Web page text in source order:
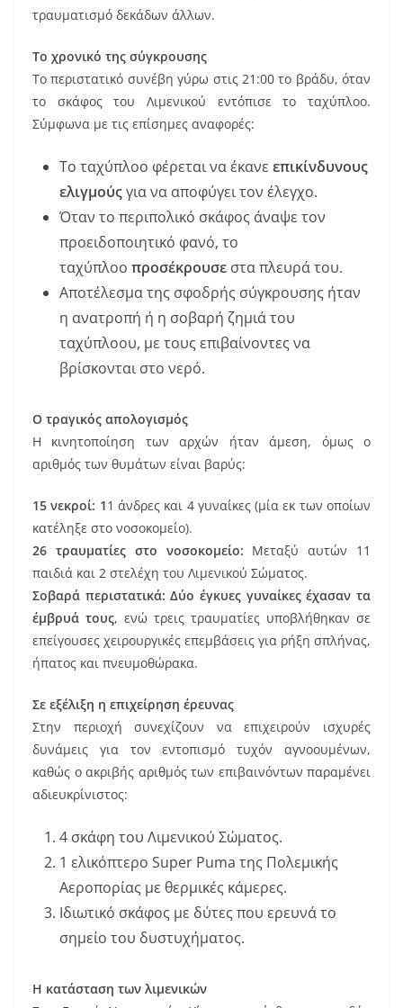
o
τραυματισμό δεκάδων άλλων.
Το χρονικό της σύγκρουσης
Το περιστατικό συνέβη γύρω στις 21:00 το βράδυ, όταν
το σκάφος του Λιμενικού εντόπισε το ταχύπλοο.
Σύμφωνα με τις επίσημες αναφορές:
Το ταχύπλοο φέρεται να έκανε επικίνδυνους
ελιγμούςγια να αποφύγει τον έλεγχο.
Όταν το περιπολικό σκάφος άναψε τον
προειδοποιητικό φανό, το
ταχύπλοο προσέκρουσε στα πλευρά του.
Αποτέλεσμα της σφοδρής σύγκρουσης ήταν
η ανατροπή ή η σοβαρή ζημιά του
ταχύπλοου, με τους επιβαίνοντες να
βρίσκονται στο νερό.
Ο τραγικός απολογισμός
Η κινητοποίηση των αρχών ήταν άμεση, όμως ο
αριθμός των θυμάτων είναι βαρύς:
15 νεκροί: 11 άνδρες και 4 γυναίκες (μία εκ των οποίων
κατέληξε στο νοσοκομείο).
26 τραυματίες στο νοσοκομείο: Μεταξύ αυτών 11
παιδιά και 2 στελέχη του Λιμενικού Σώματος.
Σοβαρά περιστατικά: Δύο έγκυες γυναίκες έχασαν τα
έμβρυά τους, ενώ τρεις τραυματίες υποβλήθηκαν σε
επείγουσες χειρουργικές επεμβάσεις για ρήξη σπλήνας,
ήπατος και πνευμοθώρακα.
Σε εξέλιξη η επιχείρηση έρευνας
Στην περιοχή συνεχίζουν να επιχειρούν ισχυρές
δυνάμεις για τον εντοπισμό τυχόν αγνοουμένων,
καθώς ο ακριβής αριθμός των επιβαινόντων παραμένει
αδιευκρίνιστος:
4 σκάφη του Λιμενικού Σώματος.
1 ελικόπτερο Super Puma της Πολεμικής
Αεροπορίας με θερμικές κάμερες.
Ιδιωτικό σκάφος με δύτες που ερευνά το
σημείο του δυστυχήματος.
Η κατάσταση των λιμενικών